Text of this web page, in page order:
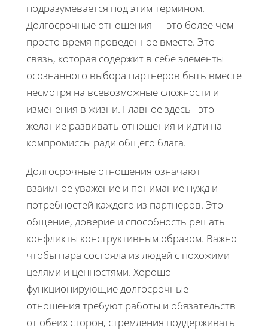
подразумевается под этим термином.
Долгосрочные отношения — это более чем
просто время проведенное вместе. Это
связь, которая содержит в себе элементы
осознанного выбора партнеров быть вместе
несмотря на всевозможные сложности и
изменения в жизни. Главное здесь - это
желание развивать отношения и идти на
компромиссы ради общего блага.
Долгосрочные отношения означают
взаимное уважение и понимание нужд и
потребностей каждого из партнеров. Это
общение, доверие и способность решать
конфликты конструктивным образом. Важно
чтобы пара состояла из людей с похожими
целями и ценностями. Хорошо
функционирующие долгосрочные
отношения требуют работы и обязательств
от обеих сторон, стремления поддерживать